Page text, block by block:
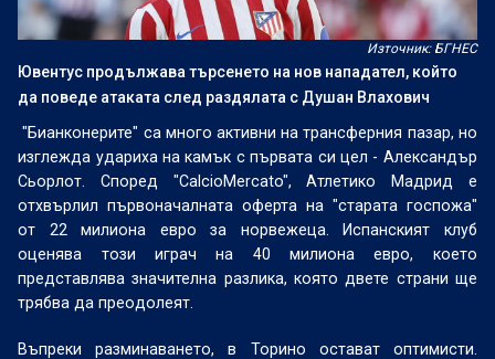
Източник: БГНЕС
Ювентус продължава търсенето на нов нападател, който
да поведе атаката след раздялата с Душан Влахович
"Бианконерите" са много активни на трансферния пазар, но
изглежда удариха на камък с първата си цел - Александър
Сьорлот. Според "CalcioMercato", Атлетико Мадрид е
отхвърлил първоначалната оферта на "старата госпожа"
от 22 милиона евро за норвежеца. Испанският клуб
оценява този играч на 40 милиона евро, което
представлява значителна разлика, която двете страни ще
трябва да преодолеят.
Въпреки разминаването, в Торино остават оптимисти.